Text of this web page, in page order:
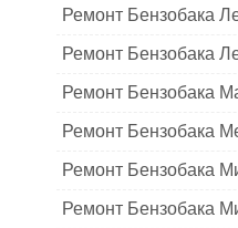
Ремонт Бензобака
Ремонт Бензобака
Ремонт Бензобака
Ремонт Бензобака
Ремонт Бензобака
Ремонт Бензобака